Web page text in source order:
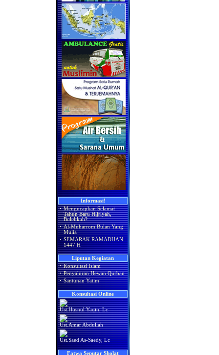
Informasi!
· Mengucapkan Selamat
Tahun Baru Hijriyah,
Bolehkah?
· Al-Muharrom Bulan Yang
Mulia
· SEMARAK RAMADHAN
1447 H
Liputan Kegiatan
· Konsultasi Islam
· Penyaluran Hewan Qurban
· Santunan Yatim
Konsultasi Online
Ust.Husnul Yaqin, Lc
Ust.Amar Abdullah
Ust.Saed As-Saedy, Lc
Fatwa Seputar Sholat